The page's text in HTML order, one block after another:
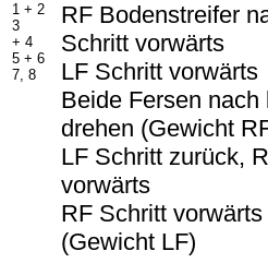
1 + 2
3
+ 4
5 + 6
7, 8
RF Bodenstreifer
Schritt vorwärts
LF Schritt vorwärts
Beide Fersen
drehen (Gewicht
LF Schritt zurück,
vorwärts
RF Schritt
(Gewicht LF)